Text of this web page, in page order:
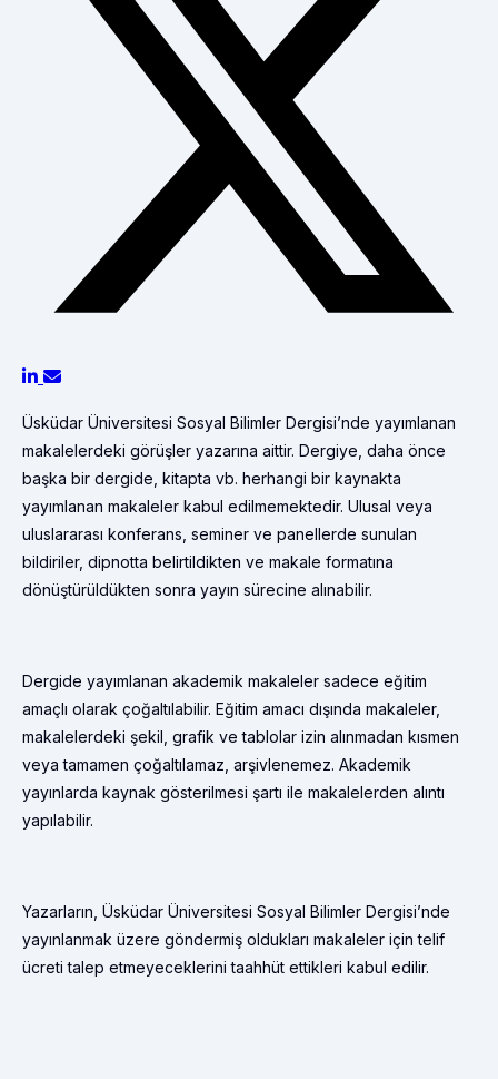
Üsküdar Üniversitesi Sosyal Bilimler Dergisi’nde yayımlanan
makalelerdeki görüşler yazarına aittir. Dergiye, daha önce
başka bir dergide, kitapta vb. herhangi bir kaynakta
yayımlanan makaleler kabul edilmemektedir. Ulusal veya
uluslararası konferans, seminer ve panellerde sunulan
bildiriler, dipnotta belirtildikten ve makale formatına
dönüştürüldükten sonra yayın sürecine alınabilir.
Dergide yayımlanan akademik makaleler sadece eğitim
amaçlı olarak çoğaltılabilir. Eğitim amacı dışında makaleler,
makalelerdeki şekil, grafik ve tablolar izin alınmadan kısmen
veya tamamen çoğaltılamaz, arşivlenemez. Akademik
yayınlarda kaynak gösterilmesi şartı ile makalelerden alıntı
yapılabilir.
Yazarların, Üsküdar Üniversitesi Sosyal Bilimler Dergisi’nde
yayınlanmak üzere göndermiş oldukları makaleler için telif
ücreti talep etmeyeceklerini taahhüt ettikleri kabul edilir.